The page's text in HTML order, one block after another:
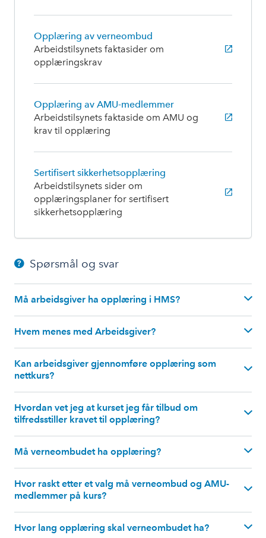
Opplæring av verneombud
Arbeidstilsynets faktasider om
opplæringskrav
Opplæring av AMU-medlemmer
Arbeidstilsynets faktaside om AMU og
krav til opplæring
Sertifisert sikkerhetsopplæring
Arbeidstilsynets sider om
opplæringsplaner for sertifisert
sikkerhetsopplæring
Spørsmål og svar
Må arbeidsgiver ha opplæring i HMS?
Hvem menes med Arbeidsgiver?
Kan arbeidsgiver gjennomføre opplæring som
nettkurs?
Hvordan vet jeg at kurset jeg får tilbud om
tilfredsstiller kravet til opplæring?
Må verneombudet ha opplæring?
Hvor raskt etter et valg må verneombud og AMU-
medlemmer på kurs?
Hvor lang opplæring skal verneombudet ha?